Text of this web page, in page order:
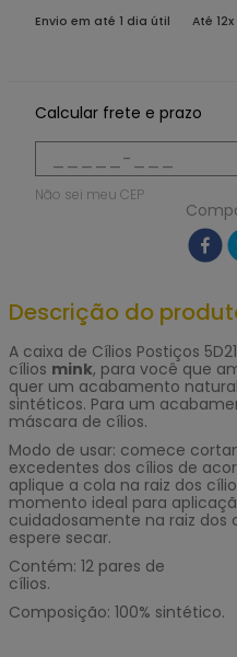
Envio em até 1 dia útil Até
Calcular frete e prazo
Não sei meu CEP
Descrição do
A caixa de Cílios Postiços
cílios mink, para você que
quer um acabamento
sintéticos. Para um
máscara de cílios.
Modo de usar: comece
excedentes dos cílios de
aplique a cola na raiz dos
momento ideal para
cuidadosamente na raiz
espere secar.
Contém: 12 pares de
Composição: 100% sintético.